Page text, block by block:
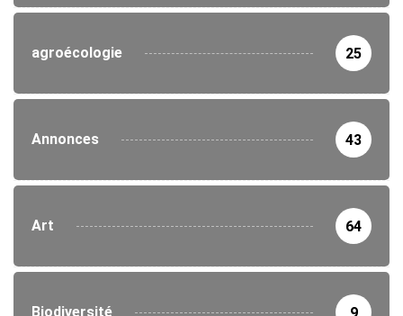
agroécologie 25
Annonces 43
Art 64
Biodiversité